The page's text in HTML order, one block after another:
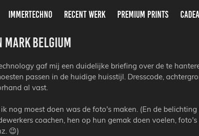
IMMERTECHNO RECENT WERK PREMIUM PRINTS
Belgium
gaf mij een duidelijke briefing over de te
passen in de huidige huisstijl. Dresscode,
al vast.
nog moest doen was de foto's maken. (En de
coachen, hen op hun gemak doen voelen, foto's
😉)